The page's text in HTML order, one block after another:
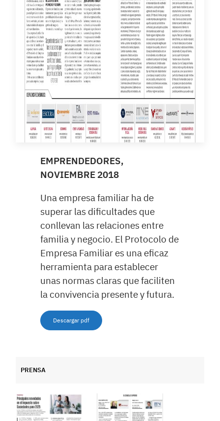
EMPRENDEDORES,
NOVIEMBRE 2018
Una empresa familiar ha de
superar las dificultades que
conllevan las relaciones entre
familia y negocio. El Protocolo de
Empresa Familiar es una eficaz
herramienta para establecer
unas normas claras que faciliten
la convivencia presente y futura.
Descargar pdf
PRENSA